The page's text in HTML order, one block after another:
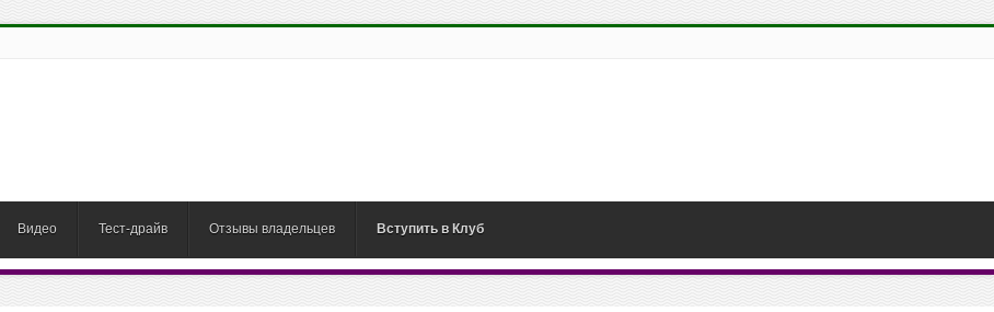
Видео Тест-драйв Отзывы владельцев Вступить в Клуб